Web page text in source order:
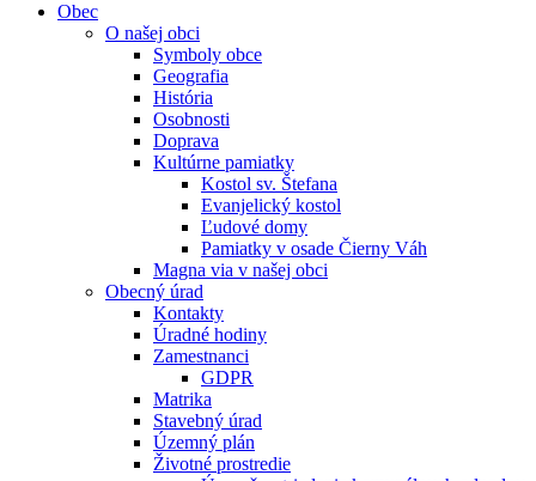
Obec
O našej obci
Symboly obce
Geografia
História
Osobnosti
Doprava
Kultúrne pamiatky
Kostol sv. Štefana
Evanjelický kostol
Ľudové domy
Pamiatky v osade Čierny Váh
Magna via v našej obci
Obecný úrad
Kontakty
Úradné hodiny
Zamestnanci
GDPR
Matrika
Stavebný úrad
Územný plán
Životné prostredie